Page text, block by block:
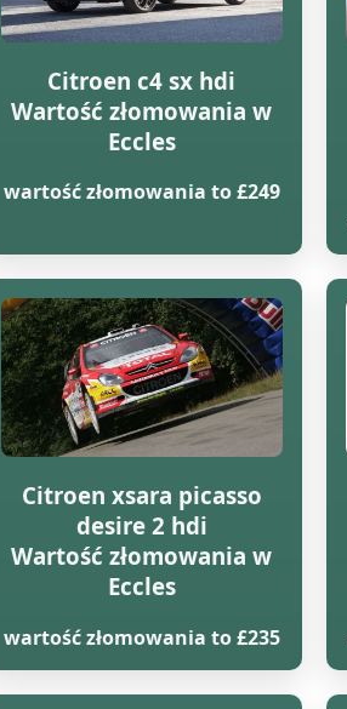
Citroen c4 sx hdi
Wartość złomowania w
Eccles
wartość złomowania to £249
Citroen xsara picasso
desire 2 hdi
Wartość złomowania w
Eccles
wartość złomowania to £235